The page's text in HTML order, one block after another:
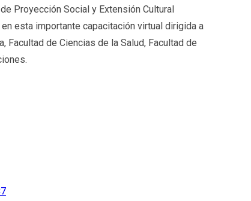
Proyección Social y Extensión Cultural
esta importante capacitación virtual dirigida a
de Ciencias de la Salud, Facultad de